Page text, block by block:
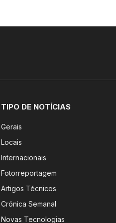
TIPO DE NOTÍCIAS
Gerais
Locais
Internacionais
Fotorreportagem
Artigos Técnicos
Crónica Semanal
Novas Tecnologias